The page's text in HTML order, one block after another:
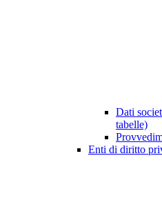
Dati
tabelle)
Enti di diritto